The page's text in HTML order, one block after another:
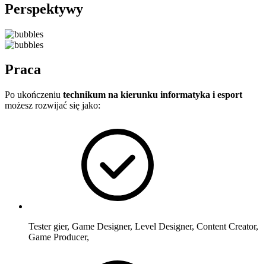
Perspektywy
Praca
Po ukończeniu technikum na kierunku informatyka i esport
możesz rozwijać się jako:
Tester gier, Game Designer, Level Designer, Content Creator,
Game Producer,